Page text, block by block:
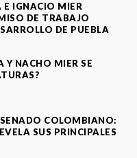
E IGNACIO MIER
DE TRABAJO
DE PUEBLA
Y NACHO MIER SE
COLOMBIANO:
SUS PRINCIPALES